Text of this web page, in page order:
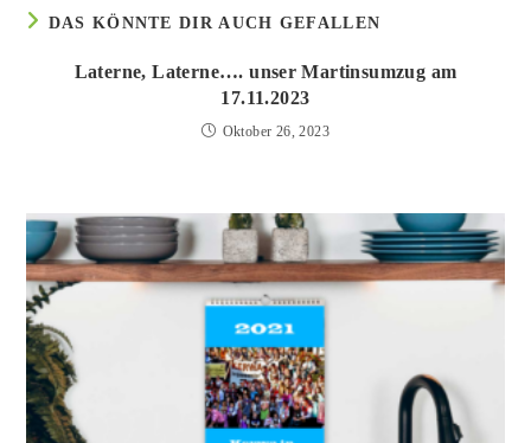
DAS KÖNNTE DIR AUCH GEFALLEN
Laterne, Laterne…. unser Martinsumzug am
17.11.2023
Oktober 26, 2023